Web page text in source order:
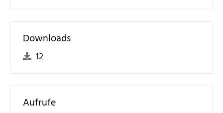
Downloads
12
Aufrufe